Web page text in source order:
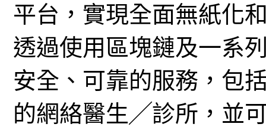
平台，實現全面無紙化
透過使用區塊鏈及一系
安全、可靠的服務，包
的網絡醫生╱診所，並